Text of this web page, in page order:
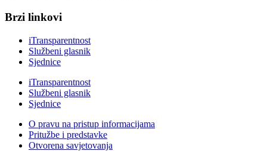
Brzi linkovi
iTransparentnost
Službeni glasnik
Sjednice
iTransparentnost
Službeni glasnik
Sjednice
O pravu na pristup informacijama
Pritužbe i predstavke
Otvorena savjetovanja